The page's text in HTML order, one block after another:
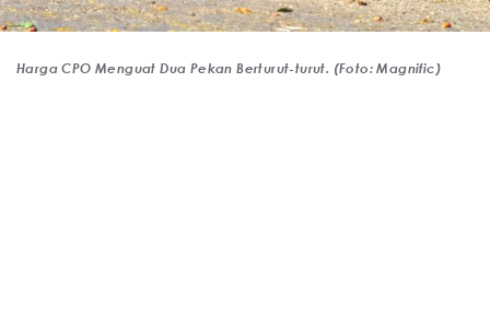
Harga CPO Menguat Dua Pekan Berturut-turut. (Foto: Magnific)